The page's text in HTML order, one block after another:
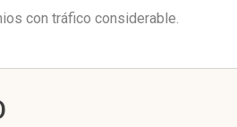
con tráfico considerable.